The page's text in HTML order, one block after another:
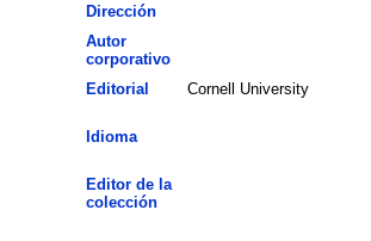
Dirección
Autor
corporativo
Editorial
Cornell University
Idioma
Editor de la
colección